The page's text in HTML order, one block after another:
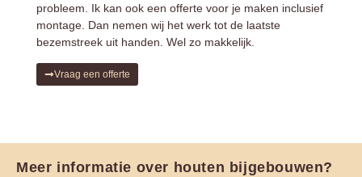
probleem. Ik kan ook een offerte voor je maken inclusief
montage. Dan nemen wij het werk tot de laatste
bezemstreek uit handen. Wel zo makkelijk.
Vraag een offerte
Meer informatie over houten bijgebouwen?